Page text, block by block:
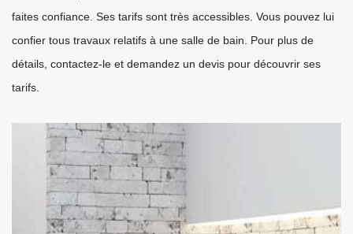
faites confiance. Ses tarifs sont très accessibles. Vous pouvez lui
confier tous travaux relatifs à une salle de bain. Pour plus de
détails, contactez-le et demandez un devis pour découvrir ses
tarifs.